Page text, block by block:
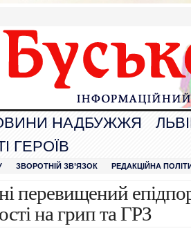
НАДБУЖЖЯ
ГЕРОЇВ
ЗВОРОТНІЙ ЗВ’ЯЗОК РЕДАКЦІЙНА
перевищений
на грип та ГРЗ